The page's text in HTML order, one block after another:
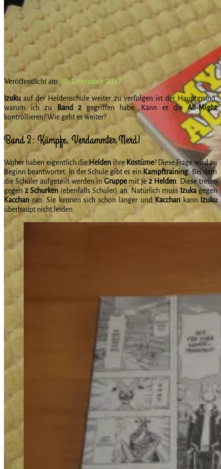
Veröffentlicht am 30. Dezember 2017
Izukuauf der Heldenschule weiter zu verfolgen ist der Hauptgrund,
warum ich zu
Band 2gegriffen habe. Kann er dieAll-Might
kontrollieren? Wie geht es weiter?
Band 2: Kämpfe, Verdammter Nerd!
Woher haben eigentlich die Helden ihre Kostüme? Diese Frage wird zu
Beginn beantwortet. In der Schule gibt es ein Kampftraining. Bei dem
die Schüler aufgeteilt werden inGruppemit je 2 Helden . Diese treten
gegen 2 Schurken (ebenfalls Schüler) an. Natürlich muss Izukagegen
Kacchan ran. Sie kennen sich schon länger und Kacchan kann
Izuku
überhaupt nicht leiden.